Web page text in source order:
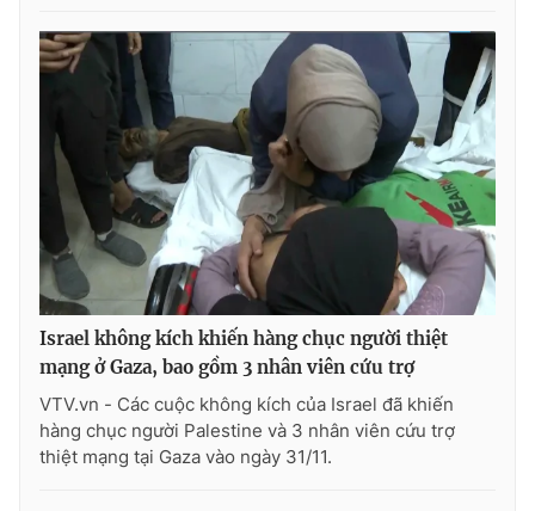
Israel không kích khiến hàng chục người thiệt
mạng ở Gaza, bao gồm 3 nhân viên cứu trợ
VTV.vn - Các cuộc không kích của Israel đã khiến
hàng chục người Palestine và 3 nhân viên cứu trợ
thiệt mạng tại Gaza vào ngày 31/11.